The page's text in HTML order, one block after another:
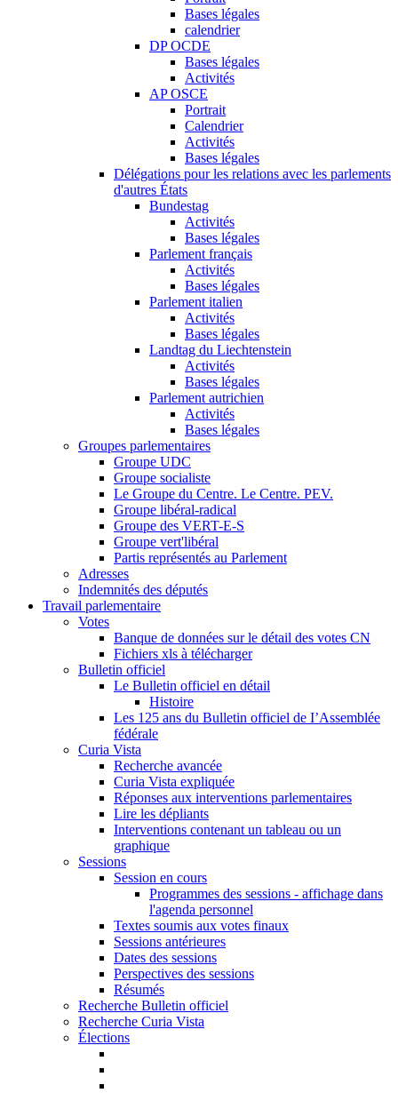
Bases légales
calendrier
DP OCDE
Bases légales
Activités
AP OSCE
Portrait
Calendrier
Activités
Bases légales
Délégations pour les relations avec les parlements
d'autres États
Bundestag
Activités
Bases légales
Parlement français
Activités
Bases légales
Parlement italien
Activités
Bases légales
Landtag du Liechtenstein
Activités
Bases légales
Parlement autrichien
Activités
Bases légales
Groupes parlementaires
Groupe UDC
Groupe socialiste
Le Groupe du Centre. Le Centre. PEV.
Groupe libéral-radical
Groupe des VERT-E-S
Groupe vert'libéral
Partis représentés au Parlement
Adresses
Indemnités des députés
Travail parlementaire
Votes
Banque de données sur le détail des votes CN
Fichiers xls à télécharger
Bulletin officiel
Le Bulletin officiel en détail
Histoire
Les 125 ans du Bulletin officiel de I’Assemblée
fédérale
Curia Vista
Recherche avancée
Curia Vista expliquée
Réponses aux interventions parlementaires
Lire les dépliants
Interventions contenant un tableau ou un
graphique
Sessions
Session en cours
Programmes des sessions - affichage dans
l'agenda personnel
Textes soumis aux votes finaux
Sessions antérieures
Dates des sessions
Perspectives des sessions
Résumés
Recherche Bulletin officiel
Recherche Curia Vista
Élections